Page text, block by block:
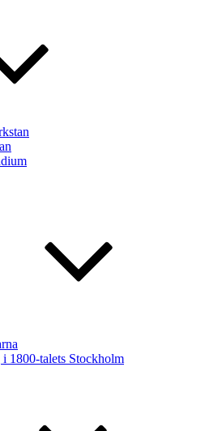
1800-talets Stockholm